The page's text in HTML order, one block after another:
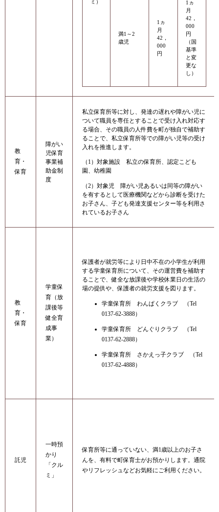
ミ）
満1～2
歳児
1ヵ
月
42，
000
円
1ヵ
月
42，
000
円
（国
基準
と変
更な
し）
教
育・
保育
障がい
児保育
事業補
助金制
度
私立保育所等に対し、発達の遅れや障がい児に
ついて職員を専任とすることで受け入れ対応す
る場合、その職員の人件費を町が独自で補助す
ることで、私立保育所等での障がい児等の受け
入れを推進します。
（1）対象施設 私立の保育所、認定こども
園、幼稚園
（2）対象児 障がい児あるいは同等の障がい
を有するとして医療機関などから診断を受けた
お子さん、子ども発達支援センター等を利用さ
れているお子さん
教
育・
保育
学童保
育（放
課後等
健全育
成事
業）
保護者が就労等により日中不在の小学生が利用
する学童保育所について、その運営費を補助す
ることで、健全な放課後や学校休業日の生活の
場の提供や、保護者の就労支援を図ります。
学童保育所 わんぱくクラブ （Tel
0137-62-3888）
学童保育所 どんぐりクラブ （Tel
0137-62-2888）
学童保育所 さかえっ子クラブ （Tel
0137-62-4888）
託児
一時預
かり
「クル
ミ」
保育所等に通っていない、満1歳以上のお子さ
んを、有料で町保育士がお預かりします。通院
やリフレッシュなどお気軽にご利用ください。